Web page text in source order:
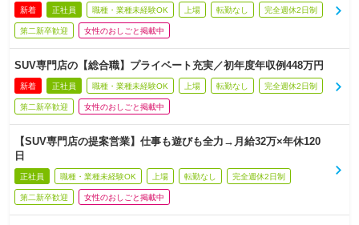
新着 正社員 職種・業種未経験OK 上場 転勤なし 完全週休2日制
第二新卒歓迎 女性のおしごと掲載中
SUV専門店の【総合職】プライベート充実／初年度年収例448万円
新着 正社員 職種・業種未経験OK 上場 転勤なし 完全週休2日制
第二新卒歓迎 女性のおしごと掲載中
【SUV専門店の提案営業】仕事も遊びも全力→月給32万×年休120
日
正社員 職種・業種未経験OK 上場 転勤なし 完全週休2日制
第二新卒歓迎 女性のおしごと掲載中